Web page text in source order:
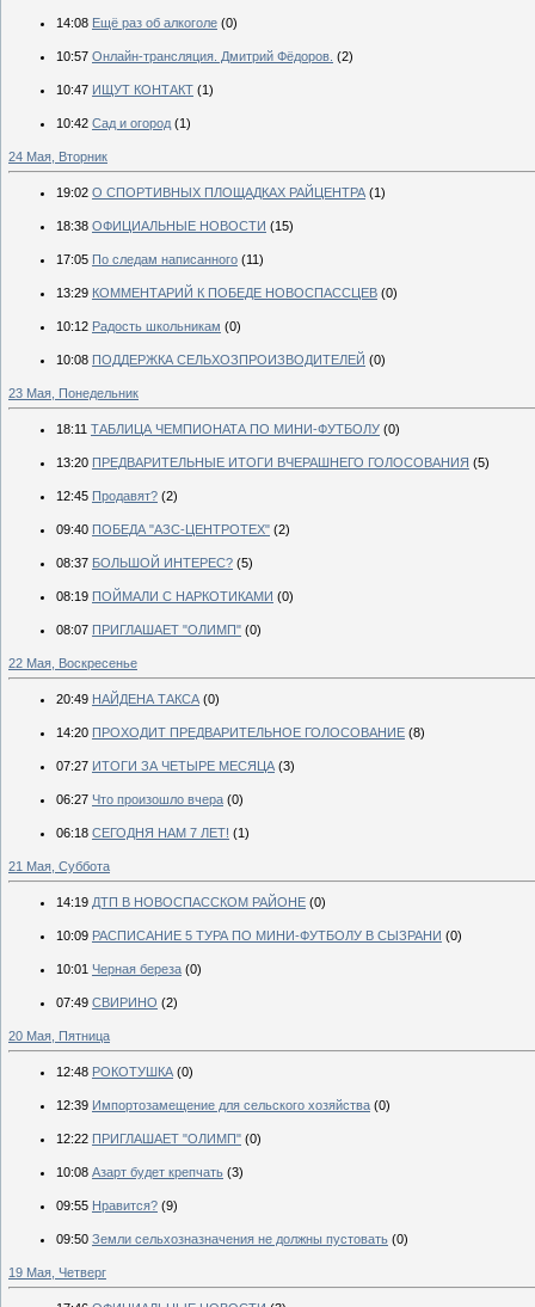
14:08 Ещё раз об алкоголе (0)
10:57 Онлайн-трансляция. Дмитрий Фёдоров. (2)
10:47 ИЩУТ КОНТАКТ (1)
10:42 Сад и огород (1)
24 Мая, Вторник
19:02 О СПОРТИВНЫХ ПЛОЩАДКАХ РАЙЦЕНТРА (1)
18:38 ОФИЦИАЛЬНЫЕ НОВОСТИ (15)
17:05 По следам написанного (11)
13:29 КОММЕНТАРИЙ К ПОБЕДЕ НОВОСПАССЦЕВ (0)
10:12 Радость школьникам (0)
10:08 ПОДДЕРЖКА СЕЛЬХОЗПРОИЗВОДИТЕЛЕЙ (0)
23 Мая, Понедельник
18:11 ТАБЛИЦА ЧЕМПИОНАТА ПО МИНИ-ФУТБОЛУ (0)
13:20 ПРЕДВАРИТЕЛЬНЫЕ ИТОГИ ВЧЕРАШНЕГО ГОЛОСОВАНИЯ (5)
12:45 Продавят? (2)
09:40 ПОБЕДА "АЗС-ЦЕНТРОТЕХ" (2)
08:37 БОЛЬШОЙ ИНТЕРЕС? (5)
08:19 ПОЙМАЛИ С НАРКОТИКАМИ (0)
08:07 ПРИГЛАШАЕТ "ОЛИМП" (0)
22 Мая, Воскресенье
20:49 НАЙДЕНА ТАКСА (0)
14:20 ПРОХОДИТ ПРЕДВАРИТЕЛЬНОЕ ГОЛОСОВАНИЕ (8)
07:27 ИТОГИ ЗА ЧЕТЫРЕ МЕСЯЦА (3)
06:27 Что произошло вчера (0)
06:18 СЕГОДНЯ НАМ 7 ЛЕТ! (1)
21 Мая, Суббота
14:19 ДТП В НОВОСПАССКОМ РАЙОНЕ (0)
10:09 РАСПИСАНИЕ 5 ТУРА ПО МИНИ-ФУТБОЛУ В СЫЗРАНИ (0)
10:01 Черная береза (0)
07:49 СВИРИНО (2)
20 Мая, Пятница
12:48 РОКОТУШКА (0)
12:39 Импортозамещение для сельского хозяйства (0)
12:22 ПРИГЛАШАЕТ "ОЛИМП" (0)
10:08 Азарт будет крепчать (3)
09:55 Нравится? (9)
09:50 Земли сельхозназначения не должны пустовать (0)
19 Мая, Четверг